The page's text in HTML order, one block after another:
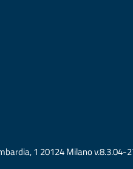
1 20124 Milano